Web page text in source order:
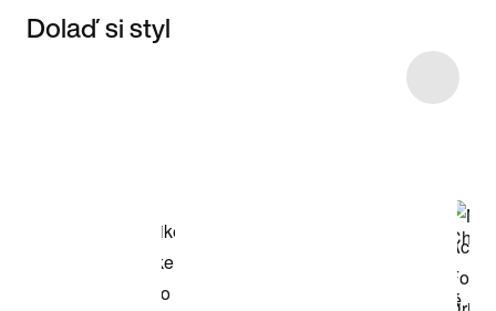
Dolaď si styl